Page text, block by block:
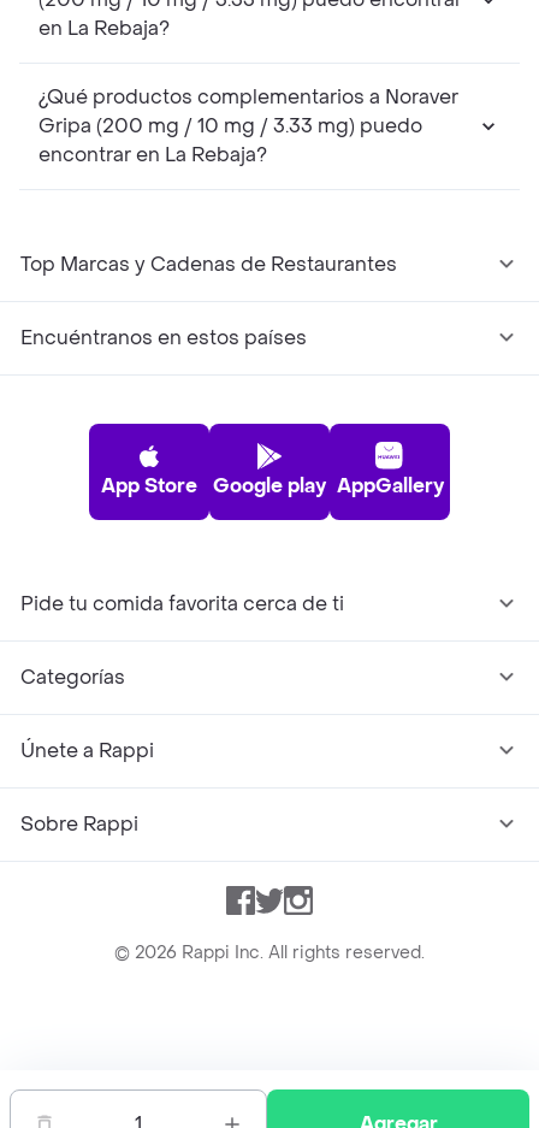
en La Rebaja?
¿Qué productos complementarios a Noraver
Gripa (200 mg / 10 mg / 3.33 mg) puedo
encontrar en La Rebaja?
Top Marcas y Cadenas de Restaurantes
Encuéntranos en estos países
App Store Google play AppGallery
Pide tu comida favorita cerca de ti
Categorías
Únete a Rappi
Sobre Rappi
Facebook
TwitterInstagram
© 2026 Rappi Inc. All rights reserved.